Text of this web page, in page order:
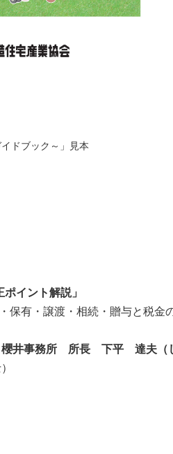
ブック～」見本
ポイント解説」
譲渡・相続・贈与と税金の
櫻井事務所 所長 下平 達夫（